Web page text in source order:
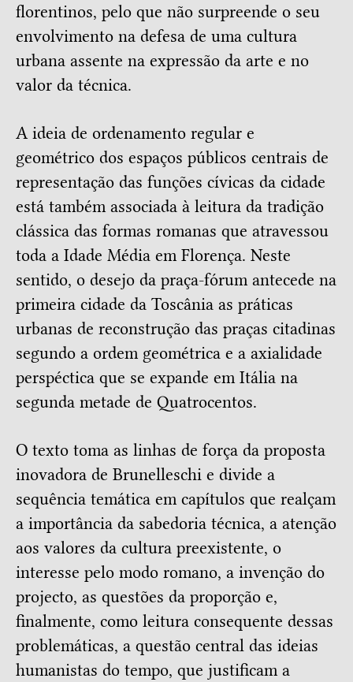
florentinos, pelo que não surpreende o seu
envolvimento na defesa de uma cultura
urbana assente na expressão da arte e no
valor da técnica.
A ideia de ordenamento regular e
geométrico dos espaços públicos centrais de
representação das funções cívicas da cidade
está também associada à leitura da tradição
clássica das formas romanas que atravessou
toda a Idade Média em Florença. Neste
sentido, o desejo da praça-fórum antecede na
primeira cidade da Toscânia as práticas
urbanas de reconstrução das praças citadinas
segundo a ordem geométrica e a axialidade
perspéctica que se expande em Itália na
segunda metade de Quatrocentos.
O texto toma as linhas de força da proposta
inovadora de Brunelleschi e divide a
sequência temática em capítulos que realçam
a importância da sabedoria técnica, a atenção
aos valores da cultura preexistente, o
interesse pelo modo romano, a invenção do
projecto, as questões da proporção e,
finalmente, como leitura consequente dessas
problemáticas, a questão central das ideias
humanistas do tempo, que justificam a